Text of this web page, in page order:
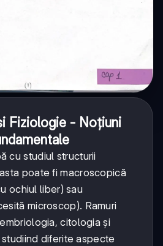
Fiziologie - Noțiuni
cu studiul structurii
poate fi macroscopică
ochiul liber) sau
microscop). Ramuri
citologia și
diferite aspecte